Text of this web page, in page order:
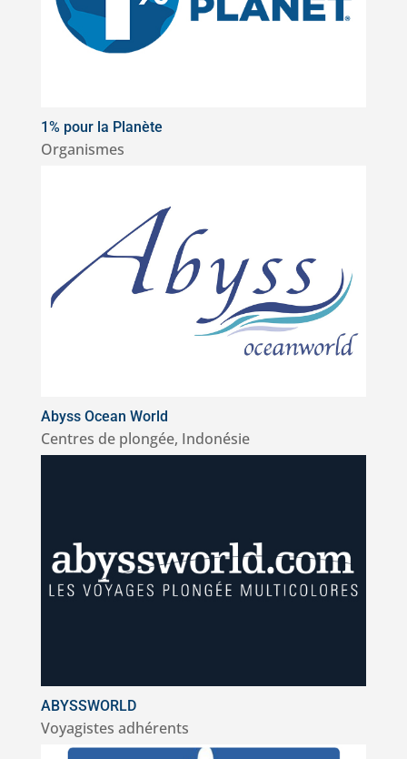
1% pour la Planète
Organismes
Abyss Ocean World
Centres de plongée, Indonésie
ABYSSWORLD
Voyagistes adhérents